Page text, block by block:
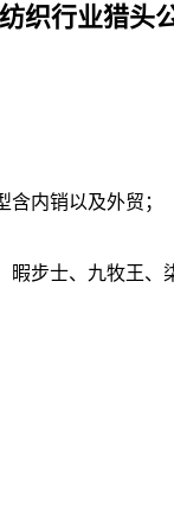
织行业猎头
内销以及外贸；
步士、九牧王、